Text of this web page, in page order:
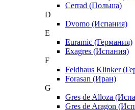
Cerrad (Польша)
D
Dvomo (Испания)
E
Euramic (Германия)
Exagres (Испания)
F
Feldhaus Klinker
Forasan (Иран)
G
Gres de Alloza
Gres de Aragon